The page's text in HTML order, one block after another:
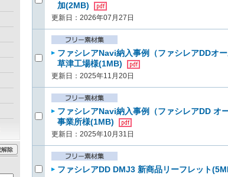
加(2MB)
更新日：2026年07月27日
ファシレアNavi納入事例（ファシレアDDオ
草津工場様(1MB)
更新日：2025年11月20日
ファシレアNavi納入事例（ファシレアDD
事業所様(1MB)
更新日：2025年10月31日
ファシレアDD DMJ3 新商品リーフレット